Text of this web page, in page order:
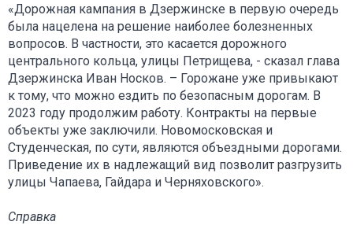
«Дорожная кампания в Дзержинске в первую очередь
была нацелена на решение наиболее болезненных
вопросов. В частности, это касается дорожного
центрального кольца, улицы Петрищева, - сказал глава
Дзержинска Иван Носков. – Горожане уже привыкают
к тому, что можно ездить по безопасным дорогам. В
2023 году продолжим работу. Контракты на первые
объекты уже заключили. Новомосковская и
Студенческая, по сути, являются объездными дорогами.
Приведение их в надлежащий вид позволит разгрузить
улицы Чапаева, Гайдара и Черняховского».
Справка